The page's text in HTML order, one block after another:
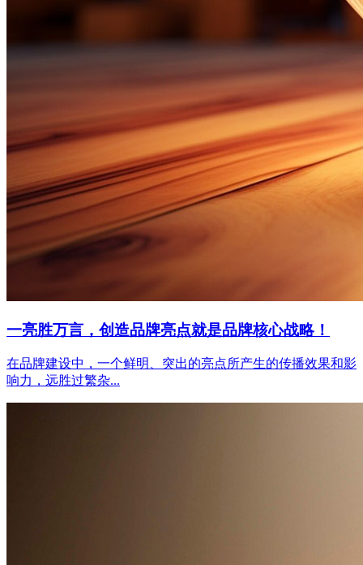
一亮胜万言，创造品牌亮点就是品牌核心战略！
在品牌建设中，一个鲜明、突出的亮点所产生的传播效果和影
响力，远胜过繁杂...